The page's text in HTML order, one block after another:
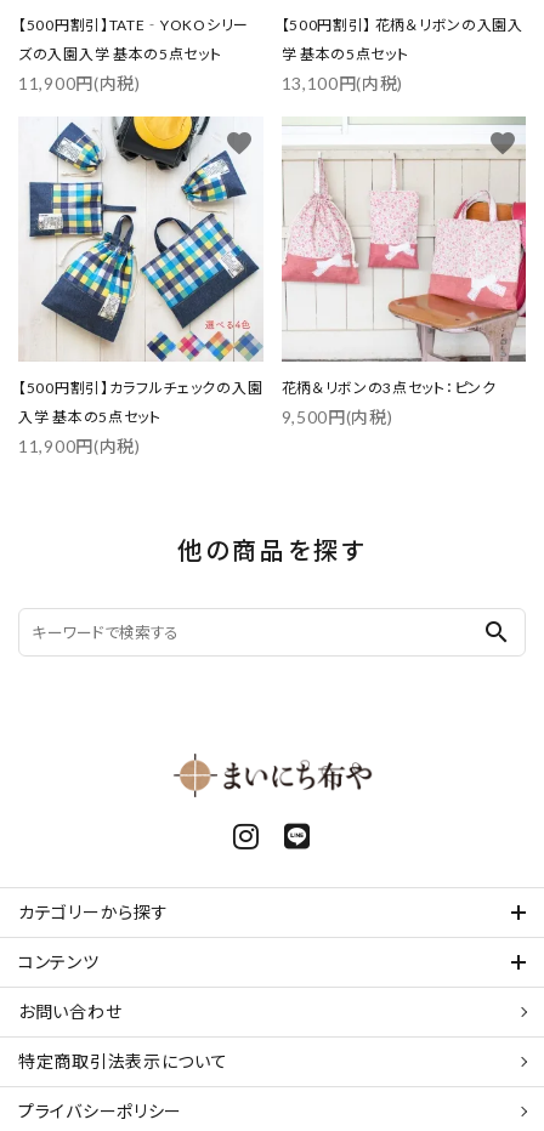
【500円割引】TATE‐YOKOシリー
ズの入園入学 基本の5点セット
11,900円(内税)
【500円割引】 花柄＆リボンの入園入
学 基本の5点セット
13,100円(内税)
【500円割引】カラフルチェックの入園
入学 基本の5点セット
11,900円(内税)
favorite
花柄＆リボンの3点セット：ピンク
9,500円(内税)
favorite
他の商品を探す
search
カテゴリーから探す
コンテンツ
お問い合わせ
特定商取引法表示について
プライバシーポリシー